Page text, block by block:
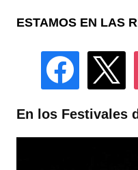
ESTAMOS EN LAS
facebook
En los Festivales